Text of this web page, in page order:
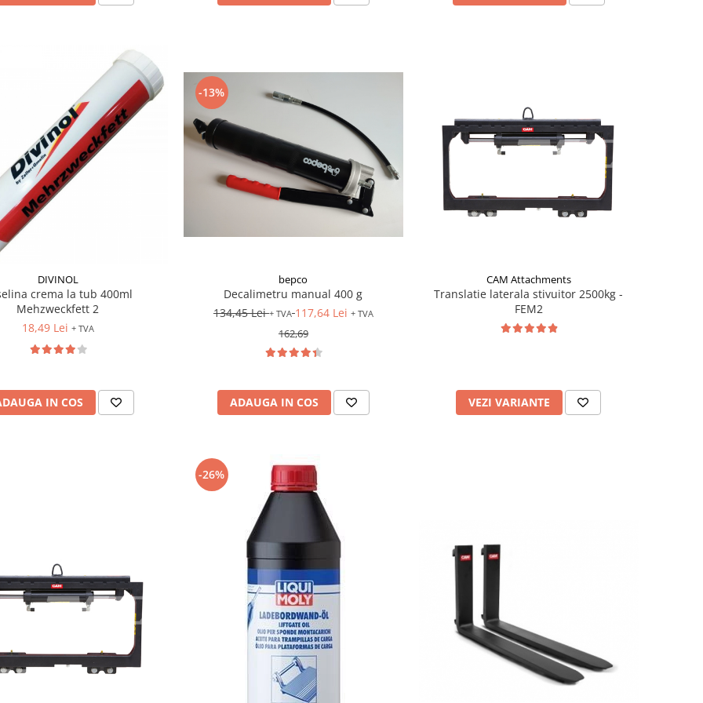
DIVINOL
crema la tub 400ml
Mehzweckfett 2
18,49 Lei + TVA
IN COS
-13%
bepco
Decalimetru manual 400 g
134,45 Lei+ TVA 117,64 Lei + TVA
162,69
ADAUGA IN COS
CAM Attachments
Translatie laterala stivuitor 2500kg -
FEM2
VEZI VARIANTE
-26%